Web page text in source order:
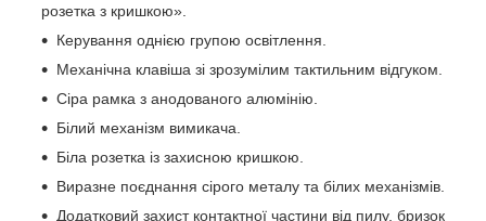
розетка з кришкою».
Керування однією групою освітлення.
Механічна клавіша зі зрозумілим тактильним відгуком.
Сіра рамка з анодованого алюмінію.
Білий механізм вимикача.
Біла розетка із захисною кришкою.
Виразне поєднання сірого металу та білих механізмів.
Додатковий захист контактної частини від пилу, бризок